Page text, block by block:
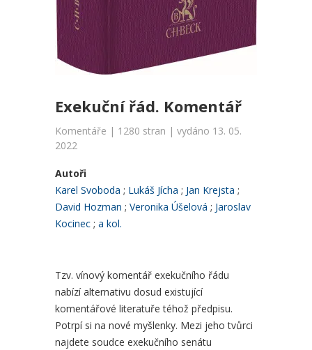
Exekuční řád. Komentář
Komentáře | 1280 stran | vydáno 13. 05.
2022
Autoři
Karel Svoboda
Lukáš Jícha
Jan Krejsta
David Hozman
Veronika Úšelová
Jaroslav
Kocinec a kol.
Tzv. vínový komentář exekučního řádu
nabízí alternativu dosud existující
komentářové literatuře téhož předpisu.
Potrpí si na nové myšlenky. Mezi jeho tvůrci
najdete soudce exekučního senátu